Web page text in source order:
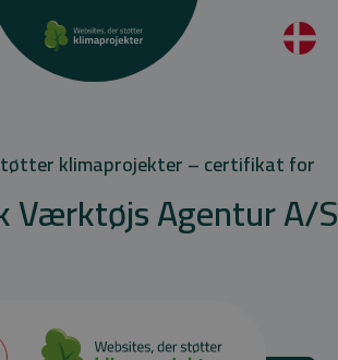
klimaprojekter – certifikat for
Værktøjs Agentur A/S